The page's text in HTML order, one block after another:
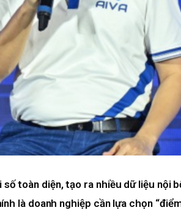
số toàn diện, tạo ra nhiều dữ liệu nội
là doanh nghiệp cần lựa chọn